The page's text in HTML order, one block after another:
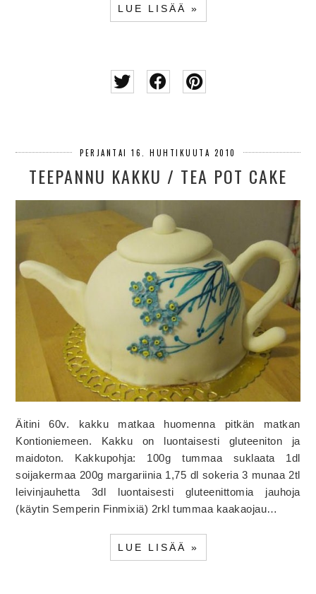
LUE LISÄÄ »
PERJANTAI 16. HUHTIKUUTA 2010
TEEPANNU KAKKU / TEA POT CAKE
Äitini 60v. kakku matkaa huomenna pitkän matkan
Kontioniemeen. Kakku on luontaisesti gluteeniton ja
maidoton. Kakkupohja: 100g tummaa suklaata 1dl
soijakermaa 200g margariinia 1,75 dl sokeria 3 munaa 2tl
leivinjauhetta 3dl luontaisesti gluteenittomia jauhoja
(käytin Semperin Finmixiä) 2rkl tummaa kaakaojau…
LUE LISÄÄ »